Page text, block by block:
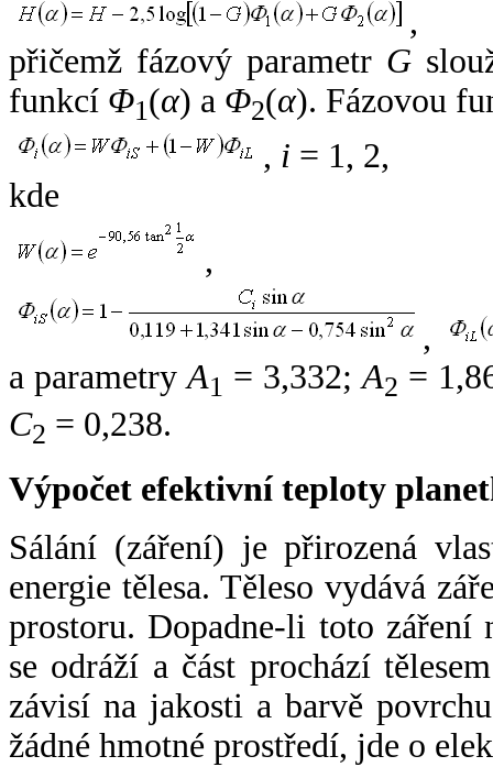
,
přičemž fázový parametr G
funkcí Φ1(α) a Φ2(α). Fázovou
, i = 1, 2,
kde
,
,
a parametryA1 = 3,332;A2 =
C2 = 0,238.
Výpočet efektivní teploty
Sálání (záření) je přirozená
energie tělesa. Těleso vydává
prostoru. Dopadne-li toto záření
se odráží a část prochází
závisí na jakosti a barvě
žádné hmotné prostředí, jde o